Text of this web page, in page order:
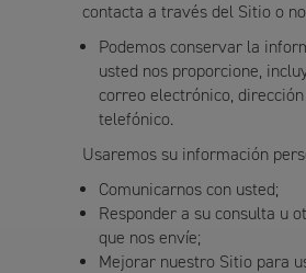
contacta a través del Sitio o
Podemos conservar la
usted nos proporcione,
correo electrónico,
telefónico.
Usaremos su información
Comunicarnos con usted;
Responder a su consulta u
que nos envíe;
Mejorar nuestro Sitio para